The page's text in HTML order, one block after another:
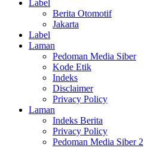
Label
Berita Otomotif
Jakarta
Label
Laman
Pedoman Media Siber
Kode Etik
Indeks
Disclaimer
Privacy Policy
Laman
Indeks Berita
Privacy Policy
Pedoman Media Siber 2